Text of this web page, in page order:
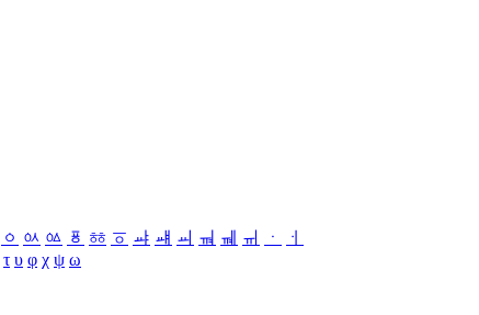
ㆁ ㆂ ㆃ ㆄ ㆅ ㆆ ㆇ ㆈ ㆉ ㆊ ㆋ ㆌ ㆍ
ㆎ
τ υ φ χ ψ ω